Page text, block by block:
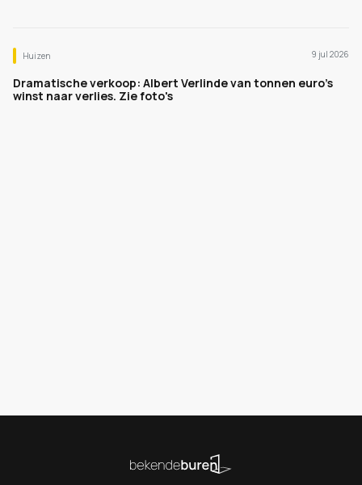
Huizen 9 jul 2026
Dramatische verkoop: Albert Verlinde van tonnen euro's
winst naar verlies. Zie foto's